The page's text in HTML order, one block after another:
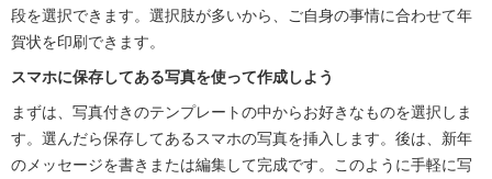
段を選択できます。選択肢が多いから、ご自身の事情に合わせて年
賀状を印刷できます。
スマホに保存してある写真を使って作成しよう
まずは、写真付きのテンプレートの中からお好きなものを選択しま
す。選んだら保存してあるスマホの写真を挿入します。後は、新年
のメッセージを書きまたは編集して完成です。このように手軽に写